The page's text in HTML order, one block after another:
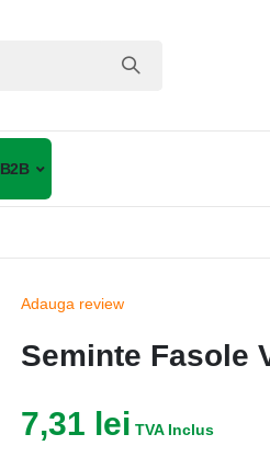
B2B
Adauga review
Seminte Fasole
7,31 lei